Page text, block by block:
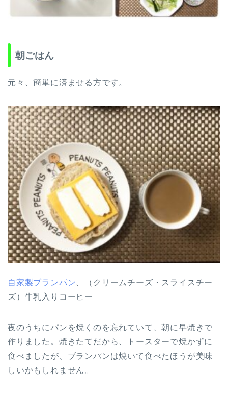
朝ごはん
元々、簡単に済ませる方です。
自家製ブランパン 、（クリームチーズ・スライスチー
ズ）牛乳入りコーヒー
夜のうちにパンを焼くのを忘れていて、朝に早焼きで
作りました。焼きたてだから、トースターで焼かずに
食べましたが、ブランパンは焼いて食べたほうが美味
しいかもしれません。